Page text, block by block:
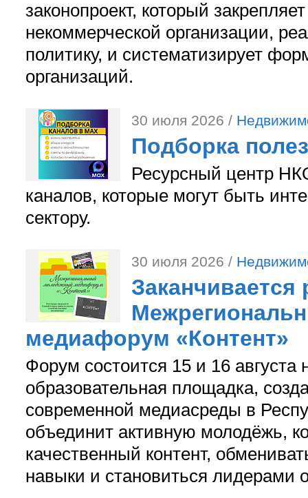
законопроект, который
некоммерческой организации,
политику, и систематизирует
организаций.
30 июля 2026 /
Подборка
Ресурсный центр
каналов, которые могут быть
сектору.
30 июля 2026 /
Заканчивается
медиафорум «Контент»
Форум состоится 15 и 16
образовательная площадка,
современной медиасреды в
объединит активную молодёжь,
качественный контент,
навыки и становиться лидерами